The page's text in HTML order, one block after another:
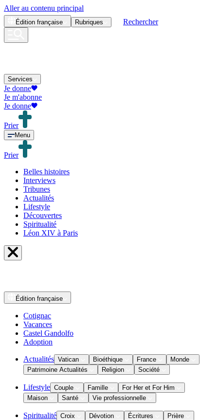
Aller au contenu principal
Édition française Rubriques Rechercher
Services
Je donne
Je m'abonne
Je donne
Prier
Menu
Prier
Belles histoires
Interviews
Tribunes
Actualités
Lifestyle
Découvertes
Spiritualité
Léon XIV à Paris
Édition française
Cotignac
Vacances
Castel Gandolfo
Adoption
Actualités Vatican Bioéthique France
Monde
Patrimoine Actualités
Religion Société
Lifestyle Couple Famille
For Her et For Him
Maison
Santé Vie professionnelle
Spiritualité Croix Dévotion Écritures
Prière